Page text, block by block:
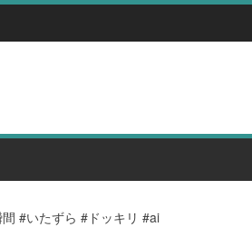
#いたずら #ドッキリ #ai